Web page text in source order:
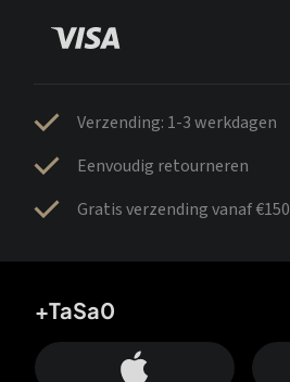
Verzending: 1-3 werkdagen
Eenvoudig retourneren
Gratis verzending vanaf €150
+TaSa0